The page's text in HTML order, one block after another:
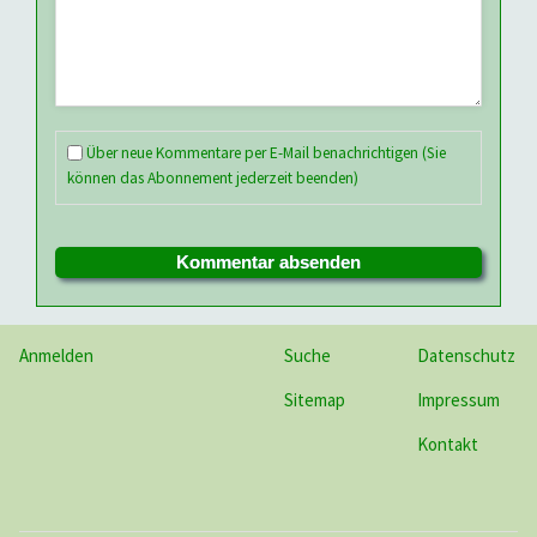
Über neue Kommentare per E-Mail benachrichtigen (Sie
können das Abonnement jederzeit beenden)
Kommentar absenden
Anmelden
Suche
Sitemap
Datenschutz
Impressum
Kontakt